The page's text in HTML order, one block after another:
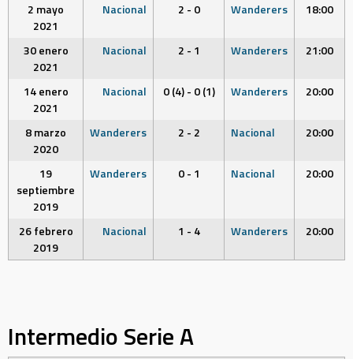
2 mayo
2021
Nacional 2 - 0 Wanderers 18:00
30 enero
2021
Nacional 2 - 1 Wanderers 21:00
14 enero
2021
Nacional 0 (4) - 0 (1) Wanderers 20:00
8 marzo
2020
Wanderers 2 - 2 Nacional 20:00
19
septiembre
2019
Wanderers 0 - 1 Nacional 20:00
26 febrero
2019
Nacional 1 - 4 Wanderers 20:00
Intermedio Serie A